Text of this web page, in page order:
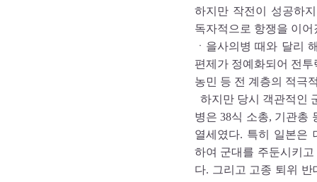
하지만 작전이 성공하
독자적으로 항쟁을 이
ㆍ을사의병 때와 달리
편제가 정예화되어 전
농민 등 전 계층의 적극
하지만 당시 객관적인
병은 38식 소총, 기관총
열세였다. 특히 일본은
하여 군대를 주둔시키
다. 그리고 고종 퇴위 반